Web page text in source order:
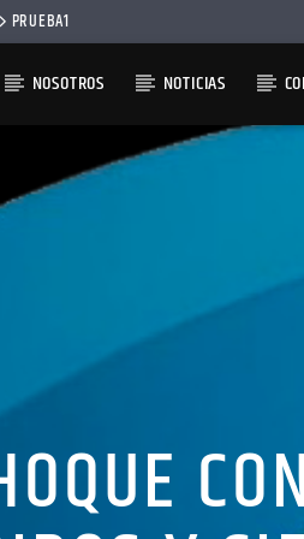
PRUEBA1
NOSOTROS NOTICIAS